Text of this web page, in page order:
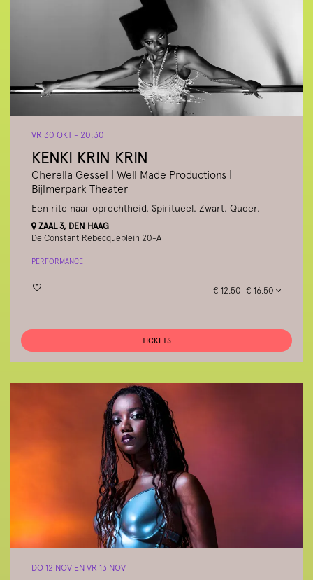
KENKI KRIN KRIN
Cherella Gessel | Well Made Productions |
Bijlmerpark Theater
VR 30 OKT - 20:30
Een rite naar oprechtheid. Spiritueel. Zwart. Queer.
ZAAL 3, DEN HAAG
De Constant Rebecqueplein 20-A
PERFORMANCE
€ 12,50–€ 16,50
TICKETS
DO 12 NOV EN VR 13 NOV